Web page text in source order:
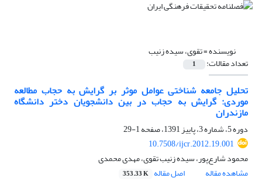
نویسنده =تقوی، سیده زنیب
تعداد مقالات: 1
تحلیل جامعه شناختی عوامل موثر بر گرایش به حجاب مطالعه
موردی: گرایش به حجاب در بین دانشجویان دختر دانشگاه
مازندران
دوره 5، شماره 3، پاییز 1391، صفحه
1-29
10.7508/ijcr.2012.19.001
محمود شارع‌پور، سیده زنیب تقوی، مهدی محمدی
مشاهده مقاله
اصل مقاله 353.33 K